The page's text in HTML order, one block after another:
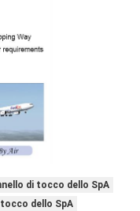
di tocco dello SpA
dello SpA